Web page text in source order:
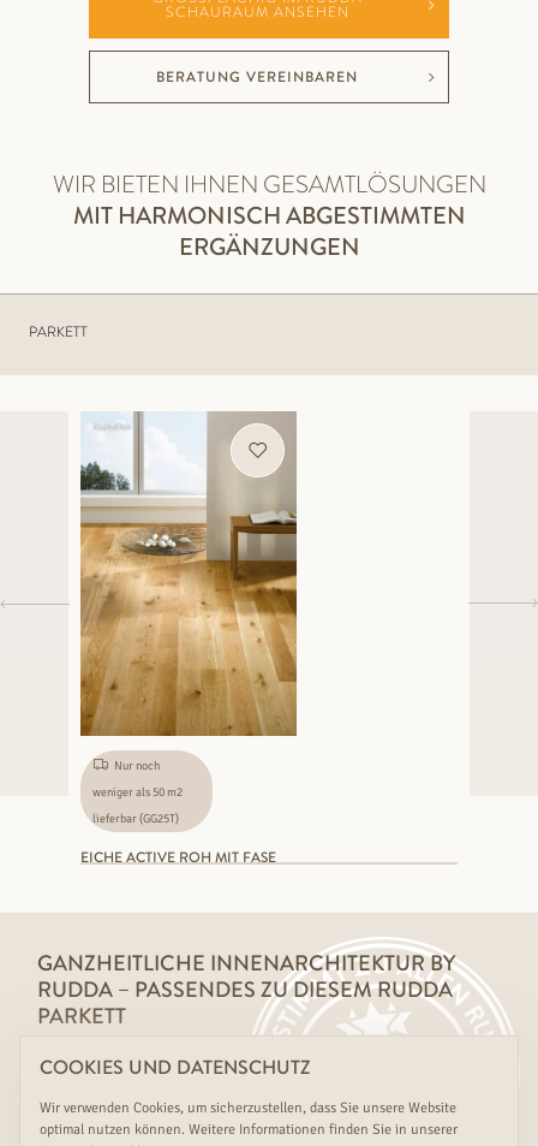
CHAURAUM ANSEHEN
BERATUNG VEREINBAREN
WIR BIETEN IHNEN GESAMTLÖSUNGEN
MIT HARMONISCH ABGESTIMMTEN
ERGÄNZUNGEN
PARKETT
Nur noch
weniger als 50 m2
lieferbar (GG25T)
EICHE ACTIVE ROH MIT FASE
GANZHEITLICHE INNENARCHITEKTUR BY
RUDDA – PASSENDES ZU DIESEM RUDDA
PARKETT
Wohnraumgestaltung mit RUDDA Türen, Wandverkleidungen
und Trittstufen aus demselben Holz oder im gelungen Kontrast.
COOKIES UND DATENSCHUTZ
Wir verwenden Cookies, um sicherzustellen, dass Sie unsere Website
optimal nutzen können. Weitere Informationen finden Sie in unserer